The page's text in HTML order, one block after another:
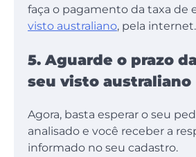
faça o pagamento da taxa de
visto australiano, pela internet.
5. Aguarde o prazo
seu visto australiano
Agora, basta esperar o seu
analisado e você receber a
informado no seu cadastro.